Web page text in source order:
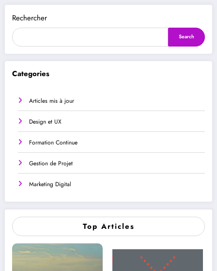
Rechercher
Search
Categories
Articles mis à jour
Design et UX
Formation Continue
Gestion de Projet
Marketing Digital
Top Articles